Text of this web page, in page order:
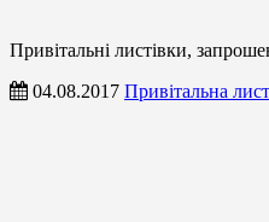
Привітальні листівки,
04.08.2017 Привітальна